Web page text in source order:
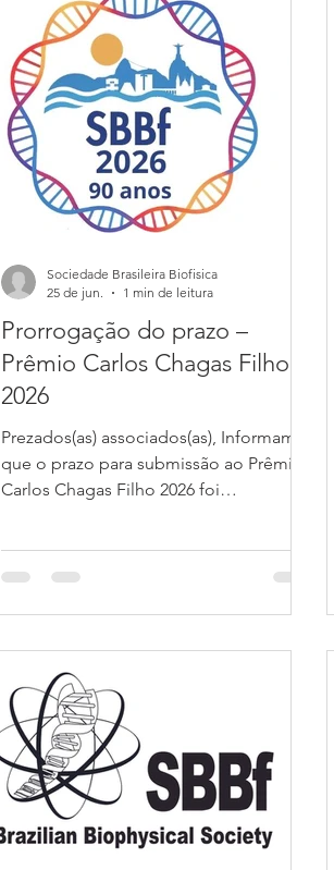
Prorrogação do prazo –
Prêmio Carlos Chagas Filho
2026
Prezados(as) associados(as), Informamos
que o prazo para submissão ao Prêmio
Carlos Chagas Filho 2026 foi
2026. Se você ainda não submeteu seu
oportunidade para participar. Acesse o
regulamento e envie sua inscrição
dentro do novo prazo. Atenciosamente,
Sociedade Brasileira Biofisica
25 de jun.
1 min de leitura